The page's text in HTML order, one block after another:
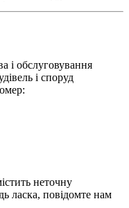
і обслуговування
і споруд
неточну
ласка, повідомте нам